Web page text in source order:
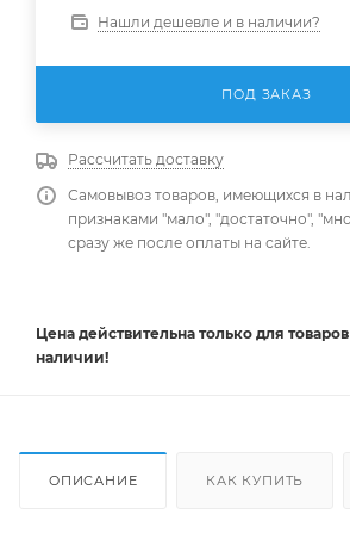
Нашли дешевле и в наличии?
ПОД ЗАКАЗ
Рассчитать доставку
Самовывоз товаров, имеющихся в
признаками "мало", "достаточно",
сразу же после оплаты на сайте.
Цена действительна только для
наличии!
ОПИСАНИЕ КАК КУПИТЬ